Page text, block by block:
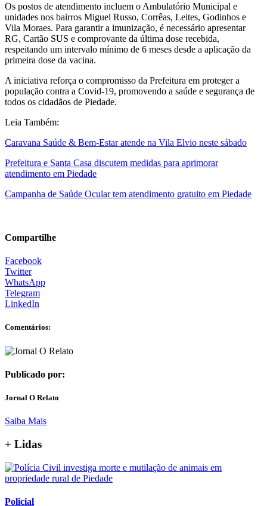
Os postos de atendimento incluem o Ambulatório Municipal e
unidades nos bairros Miguel Russo, Corrêas, Leites, Godinhos e
Vila Moraes. Para garantir a imunização, é necessário apresentar
RG, Cartão SUS e comprovante da última dose recebida,
respeitando um intervalo mínimo de 6 meses desde a aplicação da
primeira dose da vacina.
A iniciativa reforça o compromisso da Prefeitura em proteger a
população contra a Covid-19, promovendo a saúde e segurança de
todos os cidadãos de Piedade.
Leia Também:
Caravana Saúde & Bem-Estar atende na Vila Elvio neste sábado
Prefeitura e Santa Casa discutem medidas para aprimorar
atendimento em Piedade
Campanha de Saúde Ocular tem atendimento gratuito em Piedade
Compartilhe
Facebook
Twitter
WhatsApp
Telegram
LinkedIn
Comentários:
Publicado por:
Jornal O Relato
Saiba Mais
+ Lidas
Policial